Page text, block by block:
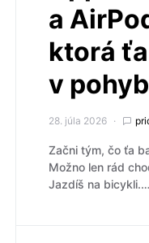
a
ktorá
v
28. júla 2026
Začni tým, čo ťa
Možno len rád
Jazdíš na bicykli.…